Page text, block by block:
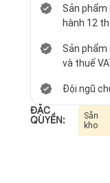
Sản phẩm
hành 12
Sản phẩm
và thuế
Đội ngũ
ĐẶC
QUYỀN:
Sẵn
kho